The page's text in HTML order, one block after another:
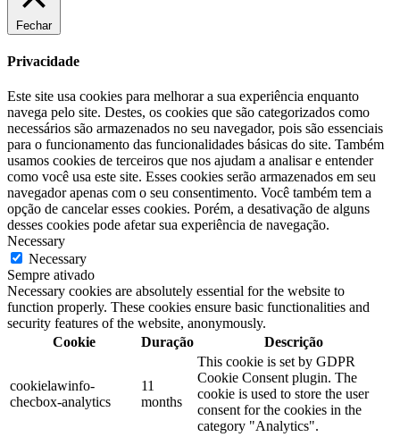
Fechar
Privacidade
Este site usa cookies para melhorar a sua experiência enquanto
navega pelo site. Destes, os cookies que são categorizados como
necessários são armazenados no seu navegador, pois são essenciais
para o funcionamento das funcionalidades básicas do site. Também
usamos cookies de terceiros que nos ajudam a analisar e entender
como você usa este site. Esses cookies serão armazenados em seu
navegador apenas com o seu consentimento. Você também tem a
opção de cancelar esses cookies. Porém, a desativação de alguns
desses cookies pode afetar sua experiência de navegação.
Necessary
Necessary
Sempre ativado
Necessary cookies are absolutely essential for the website to
function properly. These cookies ensure basic functionalities and
security features of the website, anonymously.
Cookie
Duração Descrição
cookielawinfo-
checbox-analytics
11
months
This cookie is set by GDPR
Cookie Consent plugin. The
cookie is used to store the user
consent for the cookies in the
category "Analytics".